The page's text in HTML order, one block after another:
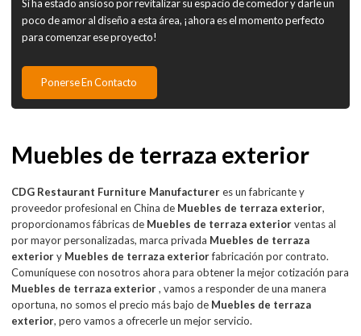
Si ha estado ansioso por revitalizar su espacio de comedor y darle un
poco de amor al diseño a esta área, ¡ahora es el momento perfecto
para comenzar ese proyecto!
Ponerse En Contacto
Muebles de terraza exterior
CDG Restaurant Furniture Manufactureres un fabricante y
proveedor profesional en China de Muebles de terraza exterior,
proporcionamos fábricas de Muebles de terraza exteriorventas al
por mayor personalizadas, marca privada Muebles de terraza
exteriory Muebles de terraza exteriorfabricación por contrato.
Comuníquese con nosotros ahora para obtener la mejor cotización para
Muebles de terraza exterior, vamos a responder de una manera
oportuna, no somos el precio más bajo de Muebles de terraza
exterior, pero vamos a ofrecerle un mejor servicio.